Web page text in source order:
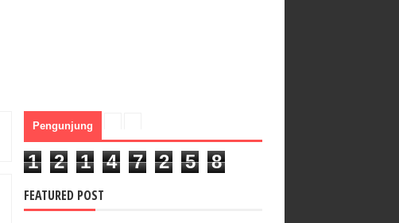
Pengunjung
1 2 1 4 7 2 5 8
FEATURED POST